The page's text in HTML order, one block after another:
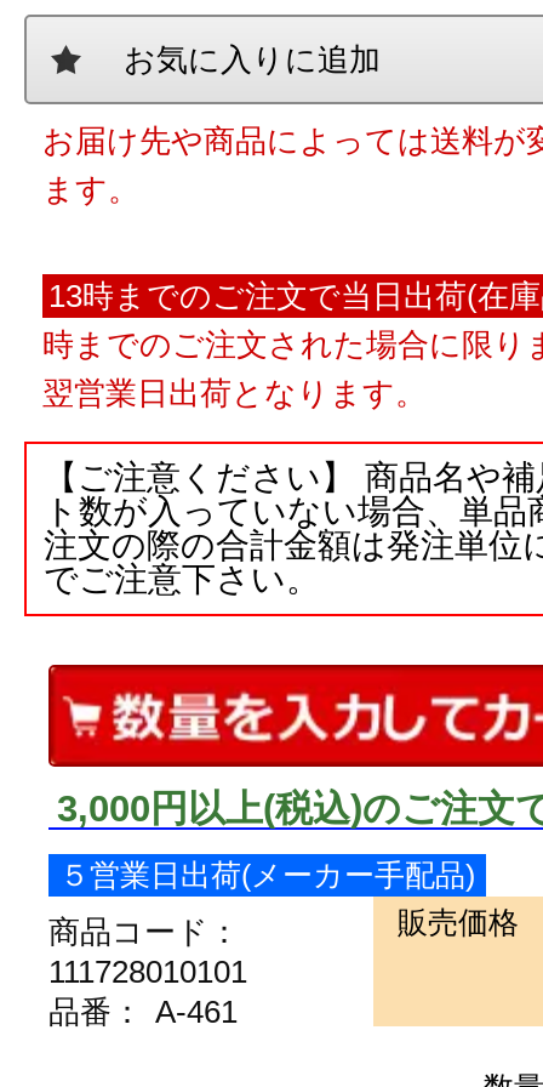
お気に入りに追加
お届け先や商品によっては送料が
ます。
13時までのご注文で当日出荷(在
時までのご注文された場合に限り
翌営業日出荷となります。
【ご注意ください】 商品名や
ト数が入っていない場合、単
注文の際の合計金額は発注単位
でご注意下さい。
3,000円以上(税込)のご注文
５営業日出荷(メーカー手配品)
商品コード：
111728010101
品番：
A-461
販売価格